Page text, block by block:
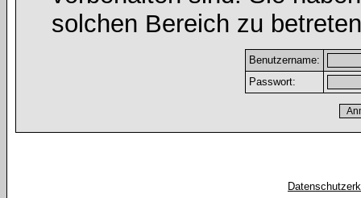
solchen Bereich zu
Benutzername:
Passwort: